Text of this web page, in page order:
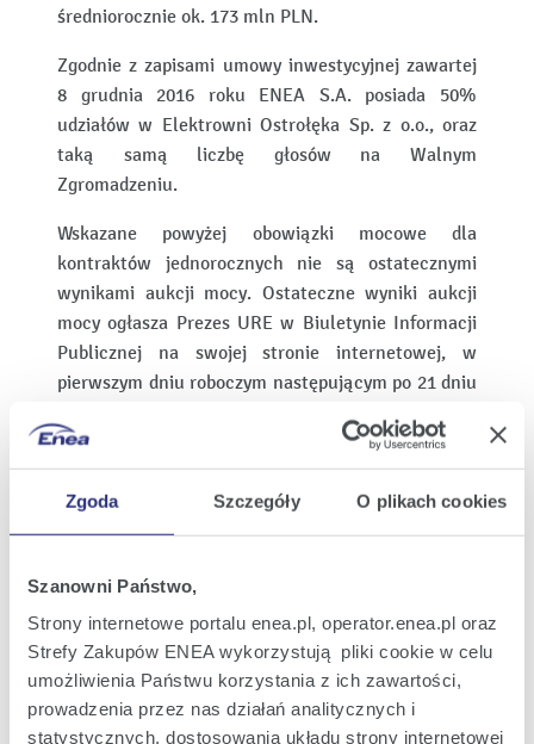
Zgoda Szczegóły O plikach cookies
Szanowni Państwo,
Strony internetowe portalu enea.pl, operator.enea.pl oraz
Strefy Zakupów ENEA wykorzystują pliki cookie w celu
umożliwienia Państwu korzystania z ich zawartości,
prowadzenia przez nas działań analitycznych i
statystycznych, dostosowania układu strony internetowej
średniorocznie ok. 173 mln PLN.
Zgodnie z zapisami umowy inwestycyjnej zawartej
8 grudnia 2016 roku ENEA S.A. posiada 50%
udziałów w Elektrowni Ostrołęka Sp. z o.o., oraz
taką samą liczbę głosów na Walnym
Zgromadzeniu.
Wskazane powyżej obowiązki mocowe dla
kontraktów jednorocznych nie są ostatecznymi
wynikami aukcji mocy. Ostateczne wyniki aukcji
mocy ogłasza Prezes URE w Biuletynie Informacji
Publicznej na swojej stronie internetowej, w
pierwszym dniu roboczym następującym po 21 dniu
od dnia zakończenia aukcji mocy. Do tego czasu
wszystkie umowy sprzedaży obowiązków
mocowych są warunkowe.
różniły się od zaprezentowanych wstępnych
wyników, Spółka przekaże stosowną aktualizację w
trybie raportu bieżącego.
Wydrukuj
stronę